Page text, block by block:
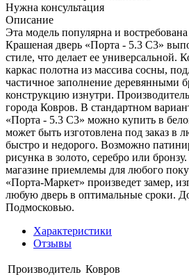
Нужна консультация
Описание
Эта модель популярна и
Крашеная дверь «Порта - 5.3 С3»
стиле, что делает ее универсальной.
каркас полотна из массива сосны,
частичное заполнение деревянными
конструкцию изнутри.
города Ковров. В стандартном
«Порта - 5.3 С3» можно купить в
может быть изготовлена под заказ в
быстро и недорого. Возможно
рисунка в золото, серебро или
магазине приемлемы для любого
«Порта-Маркет» произведет замер,
любую дверь в оптимальные сроки.
Подмосковью.
Характеристики
Отзывы
Производитель Ковров